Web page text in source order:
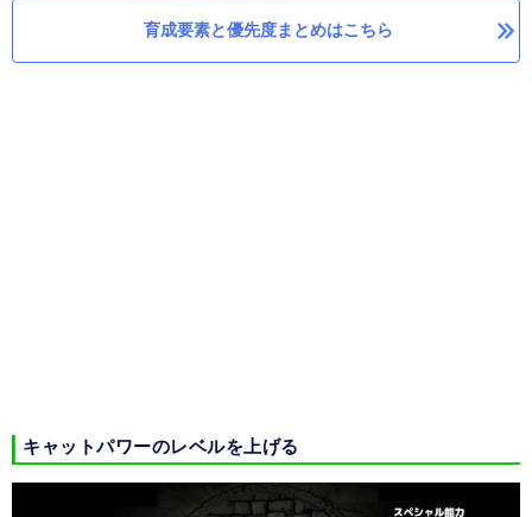
育成要素と優先度まとめはこちら
キャットパワーのレベルを上げる